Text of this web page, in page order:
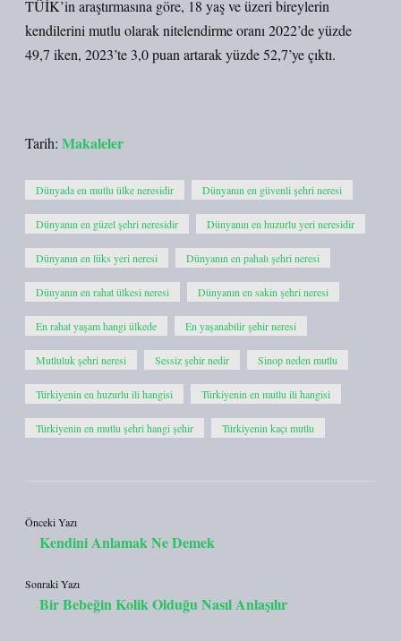
TÜİK’in araştırmasına göre, 18 yaş ve üzeri bireylerin
kendilerini mutlu olarak nitelendirme oranı 2022’de yüzde
49,7 iken, 2023’te 3,0 puan artarak yüzde 52,7’ye çıktı.
Tarih: Makaleler
Dünyada en mutlu ülke neresidir Dünyanın en güvenli şehri neresi
Dünyanın en güzel şehri neresidir Dünyanın en huzurlu yeri neresidir
Dünyanın en lüks yeri neresi Dünyanın en pahalı şehri neresi
Dünyanın en rahat ülkesi neresi Dünyanın en sakin şehri neresi
En rahat yaşam hangi ülkede En yaşanabilir şehir neresi
Mutluluk şehri neresi Sessiz şehir nedir Sinop neden mutlu
Türkiyenin en huzurlu ili hangisi Türkiyenin en mutlu ili hangisi
Türkiyenin en mutlu şehri hangi şehir Türkiyenin kaçı mutlu
Önceki Yazı
Kendini Anlamak Ne Demek
Sonraki Yazı
Bir Bebeğin Kolik Olduğu Nasıl Anlaşılır